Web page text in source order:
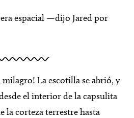
espacial —dijo Jared por
milagro! La escotilla se abrió, y
el interior de la capsulita
la corteza terrestre hasta